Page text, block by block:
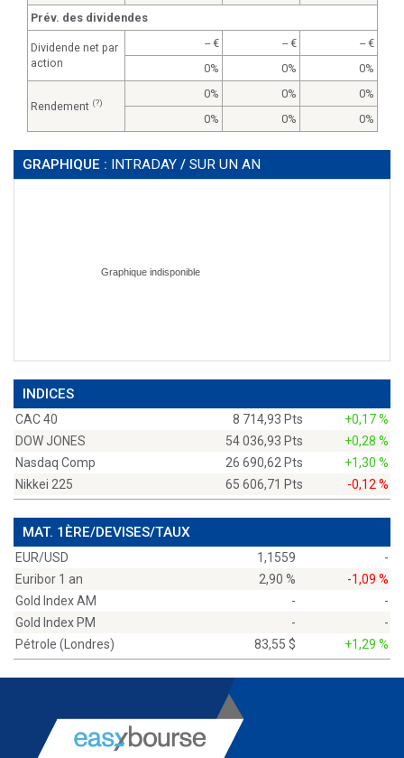
Prév. des dividendes
Dividende net par
action
-- --
--
0%
0% 0%
Rendement (?)
0% 0%
0%
0%
0% 0%
GRAPHIQUE : INTRADAY / SUR UN AN
INDICES
CAC 40 8 714,93 Pts
+0,17 %
DOW JONES
54 036,93 Pts
+0,28 %
Nasdaq Comp
26 690,62 Pts
+1,30 %
Nikkei 225
65 606,71 Pts -0,12 %
MAT. 1ÈRE/DEVISES/TAUX
EUR/USD 1,1559
-
Euribor 1 an
2,90 %
-1,09 %
Gold Index AM
-
-
Gold Index PM
-
-
Pétrole (Londres)
83,55 $ +1,29 %